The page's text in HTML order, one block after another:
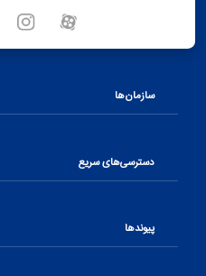
سازمان‌ها
دسترسی‌های سریع
پیوندها